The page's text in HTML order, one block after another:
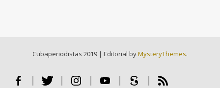
Cubaperiodistas 2019 | Editorial byMysteryThemes.